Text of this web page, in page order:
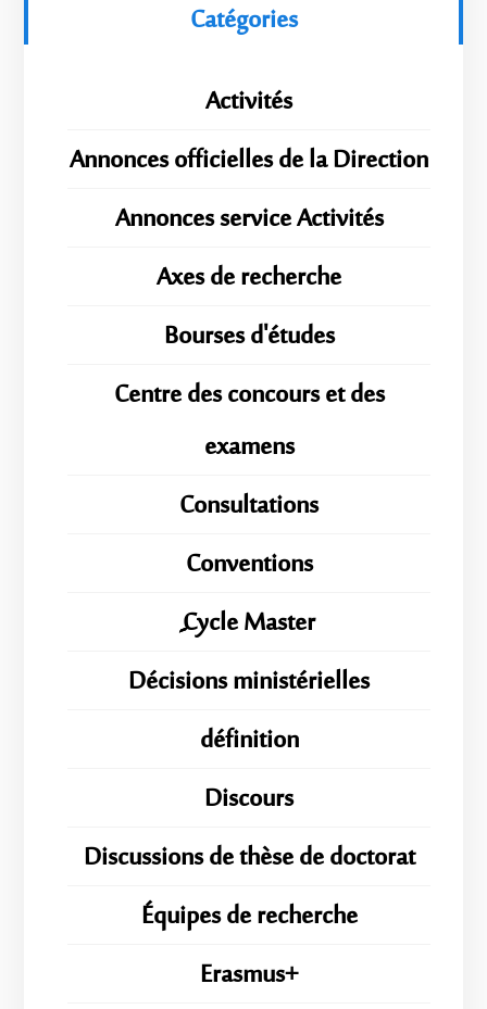
Catégories
Activités
Annonces officielles de la Direction
Annonces service Activités
Axes de recherche
Bourses d'études
Centre des concours et des
examens
Consultations
Conventions
ِِِCycle Master
Décisions ministérielles
définition
Discours
Discussions de thèse de doctorat
Équipes de recherche
Erasmus+